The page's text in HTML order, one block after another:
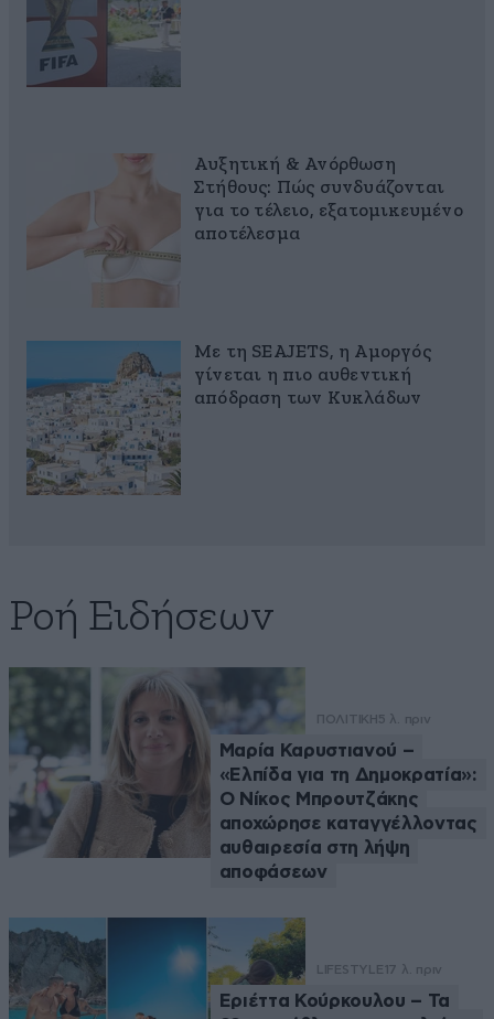
Αυξητική & Ανόρθωση
Στήθους: Πώς συνδυάζονται
για το τέλειο, εξατομικευμένο
αποτέλεσμα
Με τη SEAJETS, η Αμοργός
γίνεται η πιο αυθεντική
απόδραση των Κυκλάδων
Ροή Ειδήσεων
ΠΟΛΙΤΙΚΗ5 λ. πριν
Μαρία Καρυστιανού –
«Ελπίδα για τη Δημοκρατία»:
Ο Νίκος Μπρουτζάκης
αποχώρησε καταγγέλλοντας
αυθαιρεσία στη λήψη
αποφάσεων
LIFESTYLE 17 λ. πριν
Εριέττα Κούρκουλου – Τα